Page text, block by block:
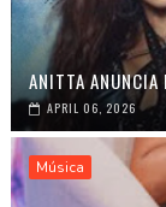
ANITTA ANUNCIA
APRIL 06, 2026
Música